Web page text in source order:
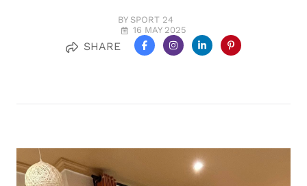
BY SPORT 24
16 MAY 2025
SHARE